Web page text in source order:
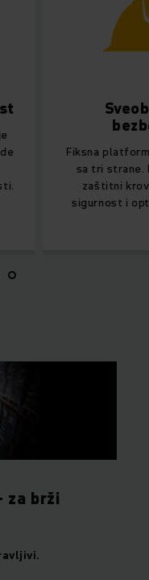
Fiksna platforma
sa tri strane.
zaštitni krov
sigurnost i
za brži